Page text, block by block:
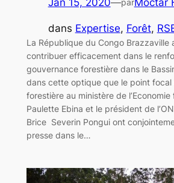
dans Expertise, Forêt,
La République du Congo Brazzaville
contribuer efficacement dans le
gouvernance forestière dans le
dans cette optique que le point
forestière au ministère de l’Economie
Paulette Ebina et le président de
Brice Severin Pongui ont
presse dans le…